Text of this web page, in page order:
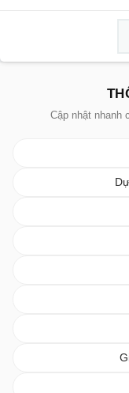
Cập nhật nhanh